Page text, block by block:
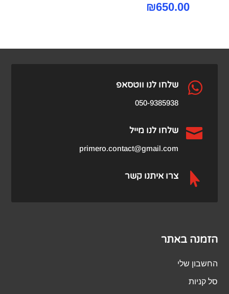
₪650.00
 שלחו לנו ווטסאפ
050-9385938
 שלחו לנו מייל
primero.contact@gmail.com
 צרו איתנו קשר
הזמנה באתר
החשבון שלי
סל קניות